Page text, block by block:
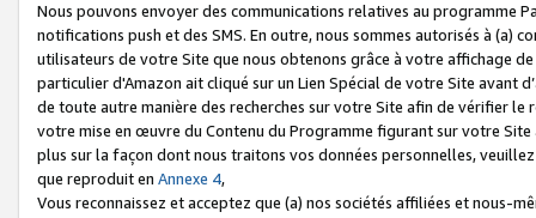
Nous pouvons envoyer des communications relatives au programme
notifications push et des SMS. En outre, nous sommes autorisés à
utilisateurs de votre Site que nous obtenons grâce à votre affichage
particulier d'Amazon ait cliqué sur un Lien Spécial de votre Site avant
de toute autre manière des recherches sur votre Site afin de vérifier
votre mise en œuvre du Contenu du Programme figurant sur votre
plus sur la façon dont nous traitons vos données personnelles,
que reproduit en Annexe 4,
Vous reconnaissez et acceptez que (a) nos sociétés affiliées et nous-